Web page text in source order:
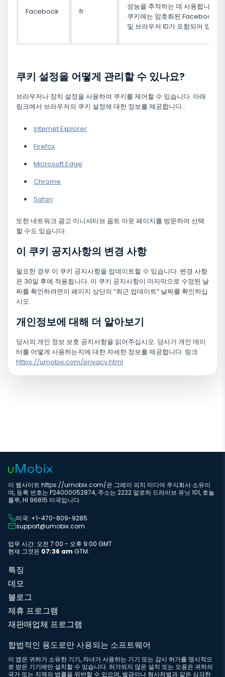
Facebook fr
성능을 추적하는 데 사용됩니다.
쿠키에는 암호화된 Facebook ID
및 브라우저 ID가 포함되어 있습
쿠키 설정을 어떻게 관리할 수 있나요?
브라우저나 장치 설정을 사용하여 쿠키를 제어할 수 있습니다. 아래
링크에서 브라우저의 쿠키 설정에 대한 정보를 제공합니다.:
Internet Explorer
Firefox
Microsoft Edge
Chrome
Safari
또한 네트워크 광고 이니셔티브 옵트 아웃 페이지를 방문하여 선택
할 수도 있습니다.
이 쿠키 공지사항의 변경 사항
필요한 경우 이 쿠키 공지사항을 업데이트할 수 있습니다. 변경 사항
은 30일 후에 적용됩니다. 이 쿠키 공지사항이 마지막으로 수정된 날
짜를 확인하려면이 페이지 상단의 “최근 업데이트” 날짜를 확인하십
시오.
개인정보에 대해 더 알아보기
당사의 개인 정보 보호 공지사항을 읽어주십시오. 당사가 개인 데이
터를 어떻게 사용하는지에 대한 자세한 정보를 제공합니다. 링크
https://umobix.com/privacy.html
이 웹사이트 https://umobix.com/은 그레이 피치 미디어 주식회사 소유이
며, 등록 번호는 P24000052874, 주소는 2222 알로하 드라이브 유닛 101, 호놀
룰루, HI 96815 미국입니다.
미국: +1-470-809-9285
support@umobix.com
업무 시간: 오전 7:00 - 오후 9:00 GMT
현재 그것은 07:36 am GTM.
특징
데모
블로그
제휴 프로그램
재판매업체 프로그램
합법적인 용도로만 사용되는 소프트웨어
이 앱은 귀하가 소유한 기기, 자녀가 사용하는 기기 또는 감시 허가를 명시적으
로 받은 기기에만 설치할 수 있습니다. 허가되지 않은 설치 또는 오용은 귀하의
국가 또는 지역의 법률을 위반할 수 있으며, 벌금이나 형사처벌과 같은 심각한